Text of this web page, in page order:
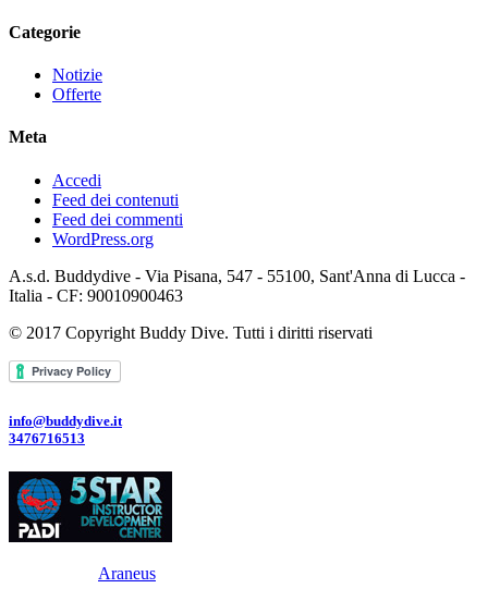
Categorie
Notizie
Offerte
Meta
Accedi
Feed dei contenuti
Feed dei commenti
WordPress.org
A.s.d. Buddydive - Via Pisana, 547 - 55100, Sant'Anna di Lucca -
Italia - CF: 90010900463
© 2017 Copyright Buddy Dive. Tutti i diritti riservati
info@buddydive.it
3476716513
Araneus